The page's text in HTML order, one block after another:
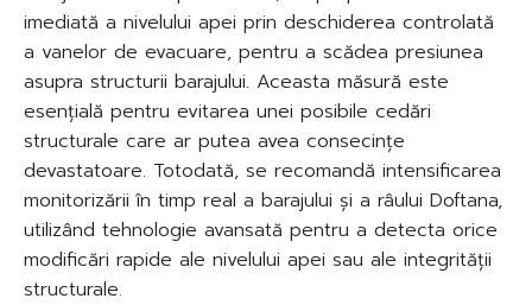
imediată a nivelului apei prin deschiderea controlată
a vanelor de evacuare, pentru a scădea presiunea
asupra structurii barajului. Aceasta măsură este
esențială pentru evitarea unei posibile cedări
structurale care ar putea avea consecințe
devastatoare. Totodată, se recomandă intensificarea
monitorizării în timp real a barajului și a râului Doftana,
utilizând tehnologie avansată pentru a detecta orice
modificări rapide ale nivelului apei sau ale integrității
structurale.